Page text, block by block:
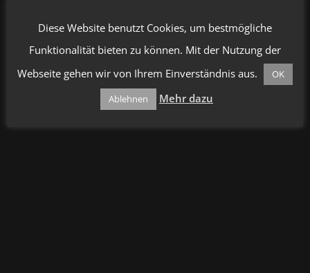
Diese Website benutzt Cookies, um bestmögliche
Funktionalität bieten zu können. Mit der Nutzung der
Webseite gehen wir von Ihrem Einverständnis aus.
OK
Ablehnen
Mehr dazu